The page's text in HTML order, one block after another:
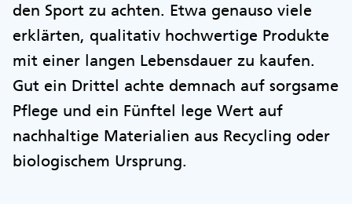
den Sport zu achten. Etwa genauso viele
erklärten, qualitativ hochwertige Produkte
mit einer langen Lebensdauer zu kaufen.
Gut ein Drittel achte demnach auf sorgsame
Pflege und ein Fünftel lege Wert auf
nachhaltige Materialien aus Recycling oder
biologischem Ursprung.